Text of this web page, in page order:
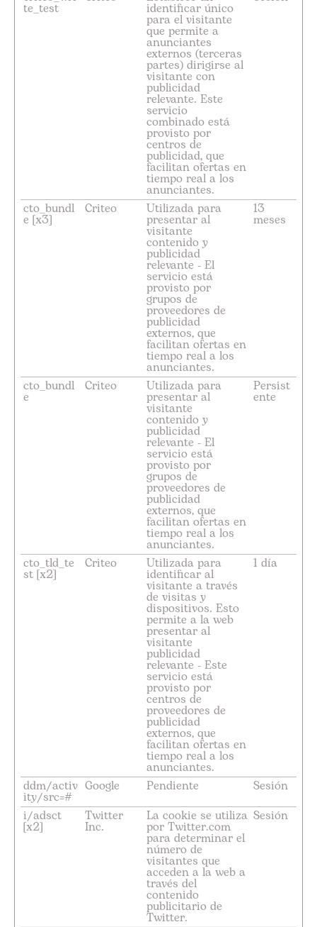
te_test identificar único
para el visitante
que permite a
anunciantes
externos (terceras
partes) dirigirse al
visitante con
publicidad
relevante. Este
servicio
combinado está
provisto por
centros de
publicidad, que
facilitan ofertas en
tiempo real a los
anunciantes.
cto_bundl
e [x3]
Criteo Utilizada para
presentar al
visitante
contenido y
publicidad
relevante - El
servicio está
provisto por
grupos de
proveedores de
publicidad
externos, que
facilitan ofertas en
tiempo real a los
anunciantes.
13
meses
cto_bundl
e
Criteo Utilizada para
presentar al
visitante
contenido y
publicidad
relevante - El
servicio está
provisto por
grupos de
proveedores de
publicidad
externos, que
facilitan ofertas en
tiempo real a los
anunciantes.
Persist
ente
cto_tld_te
st [x2]
Criteo Utilizada para
identificar al
visitante a través
de visitas y
dispositivos. Esto
permite a la web
presentar al
visitante
publicidad
relevante - Este
servicio está
provisto por
centros de
proveedores de
publicidad
externos, que
facilitan ofertas en
tiempo real a los
anunciantes.
1 día
ddm/activ
ity/src=#
Google Pendiente
Sesión
i/adsct
[x2]
Twitter
Inc.
La cookie se utiliza
por Twitter.com
para determinar el
número de
visitantes que
acceden a la web a
través del
contenido
publicitario de
Twitter.
Sesión